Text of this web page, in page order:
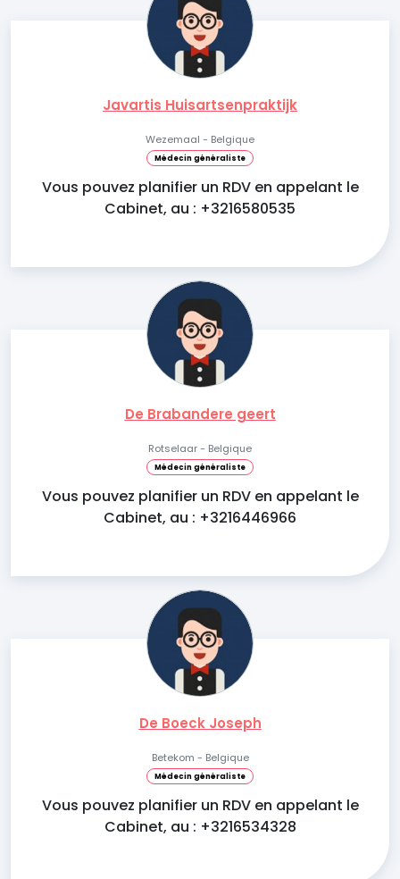
Javartis Huisartsenpraktijk
Wezemaal - Belgique
Médecin généraliste
Vous pouvez planifier un RDV en appelant le
Cabinet, au : +3216580535
De Brabandere geert
Rotselaar - Belgique
Médecin généraliste
Vous pouvez planifier un RDV en appelant le
Cabinet, au : +3216446966
De Boeck Joseph
Betekom - Belgique
Médecin généraliste
Vous pouvez planifier un RDV en appelant le
Cabinet, au : +3216534328